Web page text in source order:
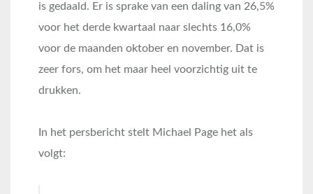
is gedaald. Er is sprake van een daling van 26,5%
voor het derde kwartaal naar slechts 16,0%
voor de maanden oktober en november. Dat is
zeer fors, om het maar heel voorzichtig uit te
drukken.
In het persbericht stelt Michael Page het als
volgt: